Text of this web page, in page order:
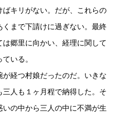
キリがない。だが、これらの
まで下請けに過ぎない。最終
郷里に向かい、経理に関して
いる。
経つ村娘だったのだ。いきな
三人も１ヶ月程で納得した。そ
いの中から三人の中に不満が生